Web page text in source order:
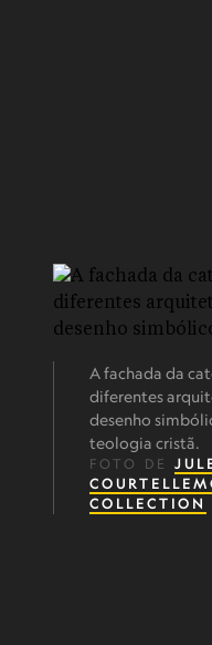
A fachada da
diferentes
desenho
teologia cristã.
FOTO DE
COLLECTION